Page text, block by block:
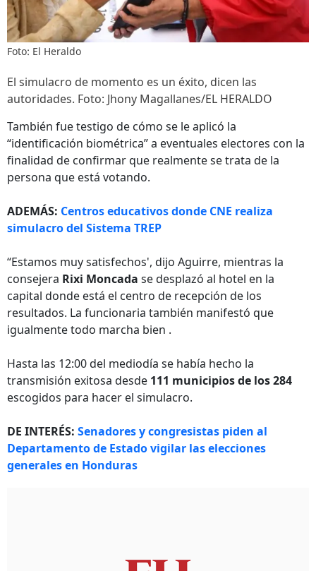
Foto: El Heraldo
El simulacro de momento es un éxito, dicen las
autoridades. Foto: Jhony Magallanes/EL HERALDO
También fue testigo de cómo se le aplicó la
“identificación biométrica” a eventuales electores con la
finalidad de confirmar que realmente se trata de la
persona que está votando.
ADEMÁS: Centros educativos donde CNE realiza
simulacro del Sistema TREP
“Estamos muy satisfechos', dijo Aguirre, mientras la
consejera Rixi Moncada se desplazó al hotel en la
capital donde está el centro de recepción de los
resultados. La funcionaria también manifestó que
igualmente todo marcha bien .
Hasta las 12:00 del mediodía se había hecho la
transmisión exitosa desde 111 municipios de los 284
escogidos para hacer el simulacro.
DE INTERÉS: Senadores y congresistas piden al
Departamento de Estado vigilar las elecciones
generales en Honduras